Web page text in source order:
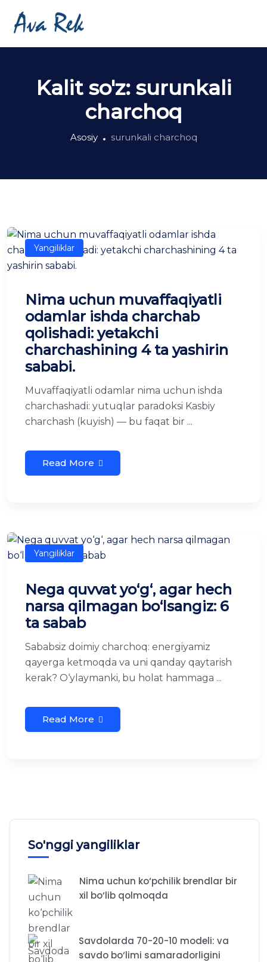
Kalit so'z: surunkali
charchoq
Asosiy surunkali charchoq
Yangiliklar
Nima uchun muvaffaqiyatli
odamlar ishda charchab
qolishadi: yetakchi
charchashining 4 ta yashirin
sababi.
Muvaffaqiyatli odamlar nima uchun ishda
charchashadi: yutuqlar paradoksi Kasbiy
charchash (kuyish) — bu faqat bir ...
Read More
Yangiliklar
Nega quvvat yo‘g‘, agar hech
narsa qilmagan bo‘lsangiz: 6
ta sabab
Sababsiz doimiy charchoq: energiyamiz
qayerga ketmoqda va uni qanday qaytarish
kerak? O‘ylaymanki, bu holat hammaga ...
Read More
So'nggi yangiliklar
Nima uchun ko‘pchilik brendlar bir
xil bo‘lib qolmoqda
Savdolarda 70-20-10 modeli: va
savdo bo‘limi samaradorligini